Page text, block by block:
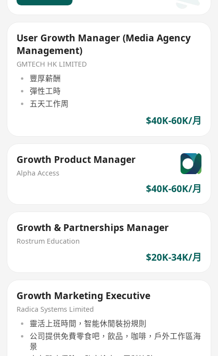
User Growth Manager (Media Agency
Management)
GMTECH HK LIMITED
豐厚薪酬
彈性工時
五天工作周
$40K-60K/月
Growth Product Manager
Alpha Access
$40K-60K/月
Growth & Partnerships Manager
Rostrum Education
$20K-34K/月
Growth Marketing Executive
Radica Systems Limited
靈活上班時間，智能休閒裝扮規則
公司提供免費零食吧，飲品，咖啡，戶外工作區海
景